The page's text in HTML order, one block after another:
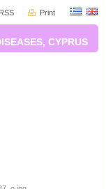
CYPRUS
Print